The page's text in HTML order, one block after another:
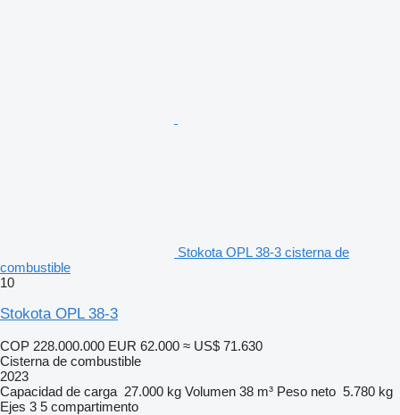
Stokota OPL 38-3 cisterna de
combustible
10
Stokota OPL 38-3
COP 228.000.000 EUR 62.000 ≈ US$ 71.630
Cisterna de combustible
2023
Capacidad de carga 27.000 kg Volumen 38 m³ Peso neto 5.780 kg
Ejes 3 5 compartimento